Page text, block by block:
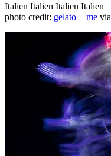
Italien Italien Italien Italien
photo credit: gelato + me via